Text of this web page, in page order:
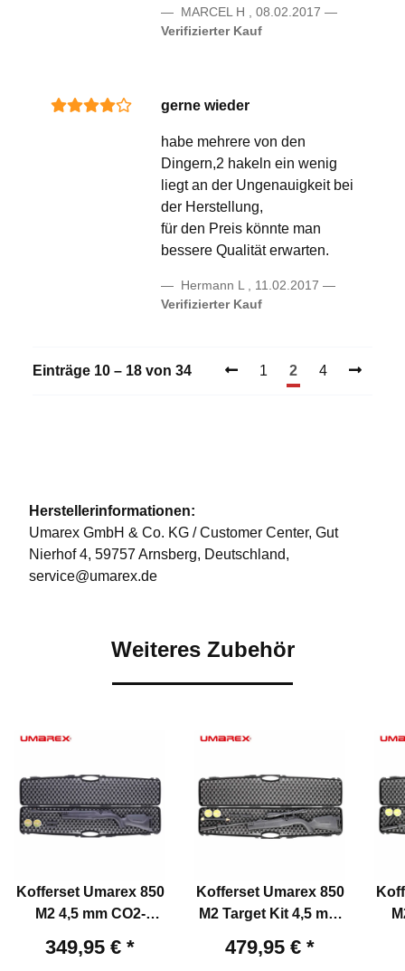
MARCEL H , 08.02.2017
Verifizierter Kauf
gerne wieder
habe mehrere von den
Dingern,2 hakeln ein wenig
liegt an der Ungenauigkeit bei
der Herstellung,
für den Preis könnte man
bessere Qualität erwarten.
Hermann L , 11.02.2017
Verifizierter Kauf
Einträge 10 – 18 von 34 1 2 4
Herstellerinformationen:
Umarex GmbH & Co. KG / Customer Center, Gut
Nierhof 4, 59757 Arnsberg, Deutschland,
service@umarex.de
Weiteres Zubehör
Kofferset Umarex 850
M2 4,5 mm CO2-
349,95 € *
Kofferset Umarex 850
M2 Target Kit 4,5 mm
479,95 € *